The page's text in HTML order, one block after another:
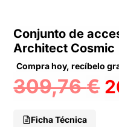
Conjunto de
Architect Cosmic
Compra hoy, recíbelo
309,76€
Ficha Técnica